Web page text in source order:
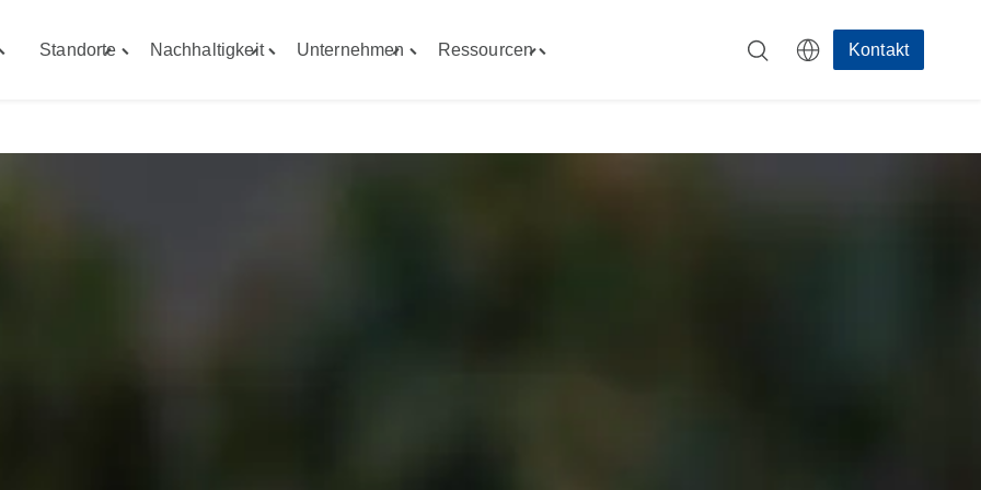
Toggle
Standorte
Toggle
Nachhaltigkeit
Toggle
Unternehmen
Toggle
Ressourcen Kontakt